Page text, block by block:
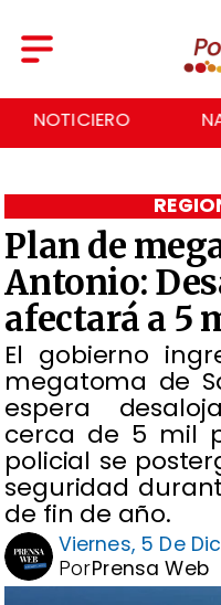
NOTICIERO
Plan de
Antonio:
afectará a 5
El gobierno
megatoma de
espera
cerca de 5 mil
policial se
seguridad
de fin de año.
Viernes, 5 De
Prensa Web
Por